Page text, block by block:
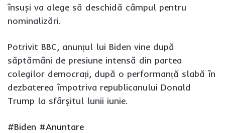
însuși va alege să deschidă câmpul pentru
nominalizări.
Potrivit BBC, anunțul lui Biden vine după
săptămâni de presiune intensă din partea
colegilor democrați, după o performanță slabă în
dezbaterea împotriva republicanului Donald
Trump la sfârșitul lunii iunie.
#Biden #Anuntare